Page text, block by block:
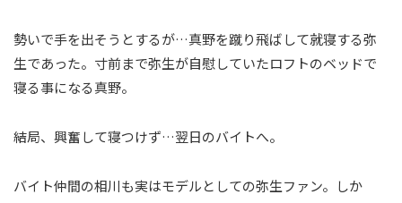
勢いで手を出そうとするが…真野を蹴り飛ばして就寝する弥
生であった。寸前まで弥生が自慰していたロフトのベッドで
寝る事になる真野。
結局、興奮して寝つけず…翌日のバイトへ。
バイト仲間の相川も実はモデルとしての弥生ファン。しか